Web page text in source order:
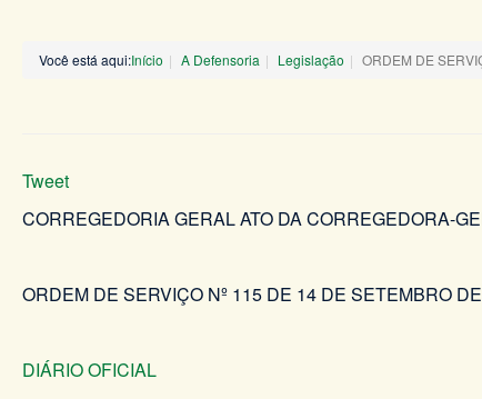
Você está aqui:Início A Defensoria Legislação ORDEM DE
Tweet
CORREGEDORIA GERAL ATO DA CORREGEDORA-
ORDEM DE SERVIÇO Nº 115 DE 14 DE SETEMBRO
DIÁRIO OFICIAL